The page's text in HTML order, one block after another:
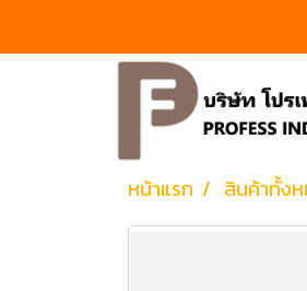
หน้าแรก สินค้าทั้ง